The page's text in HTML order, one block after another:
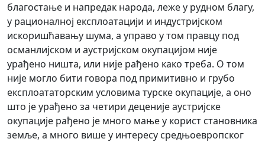
благостање и напредак народа, леже у рудном благу,
у рационалној експлоатацији и индустријском
искоришћавању шума, а управо у том правцу под
османлијском и аустријском окупацијом није
урађено ништа, или није рађено како треба. О том
није могло бити говора под примитивно и грубо
експлоататорским условима турске окупације, а оно
што је урађено за четири деценије аустријске
окупације рађено је много мање у корист становника
земље, а много више у интересу средњоевропског